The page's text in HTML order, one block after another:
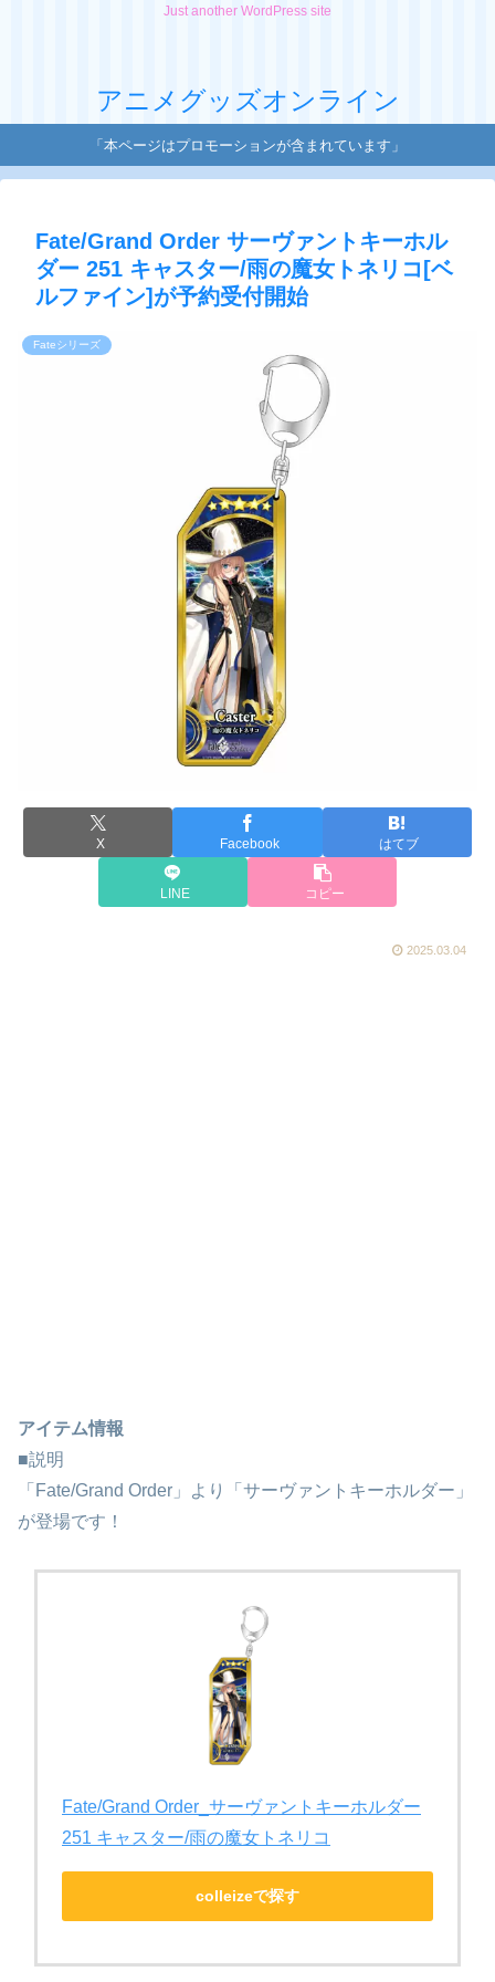
Just another WordPress site
アニメグッズオンライン
「本ページはプロモーションが含まれています」
Fate/Grand Order サーヴァントキーホル
ダー 251 キャスター/雨の魔女トネリコ[ベ
ルファイン]が予約受付開始
Fateシリーズ
X Facebook はてブ
LINE コピー
2025.03.04
アイテム情報
■説明
「Fate/Grand Order」より「サーヴァントキーホルダー」
が登場です！
Fate/Grand Order_サーヴァントキーホルダー
251 キャスター/雨の魔女トネリコ
colleizeで探す